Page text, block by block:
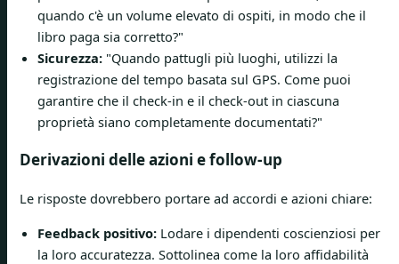
quando c'è un volume elevato di ospiti, in modo che il
libro paga sia corretto?"
Sicurezza: "Quando pattugli più luoghi, utilizzi la
registrazione del tempo basata sul GPS. Come puoi
garantire che il check-in e il check-out in ciascuna
proprietà siano completamente documentati?"
Derivazioni delle azioni e follow-up
Le risposte dovrebbero portare ad accordi e azioni chiare:
Feedback positivo: Lodare i dipendenti coscienziosi per
la loro accuratezza. Sottolinea come la loro affidabilità